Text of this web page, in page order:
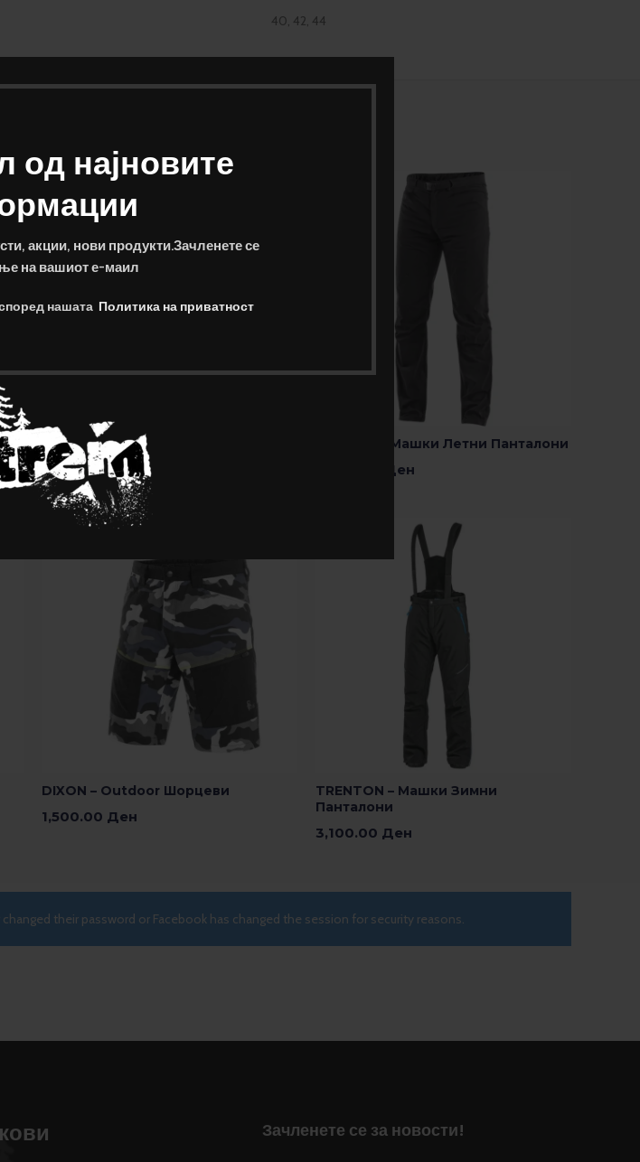
од најновите
акции, нови продукти.Зачленете се
на вашиот е-маил
нашата Политика на приватност
40, 42, 44
ELEN – Женски Панталони
2,150.00Ден
Изберете Опции
OREGON – Машки Летни Панталони
Ден
DIXON – Outdoor Шорцеви
1,500.00 Ден
TRENTON – Машки Зимни
Панталони
3,100.00 Ден
their password or Facebook has changed the session for security reasons.
Зачленете се за новости!